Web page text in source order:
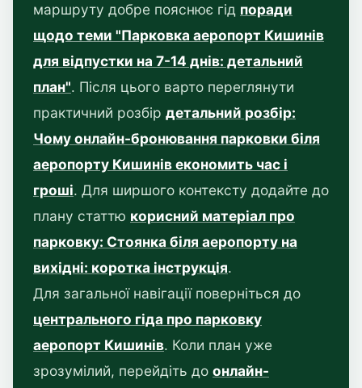
маршруту добре пояснює гід поради
щодо теми "Парковка аеропорт Кишинів
для відпустки на 7-14 днів: детальний
план". Після цього варто переглянути
практичний розбір детальний розбір:
Чому онлайн-бронювання парковки біля
аеропорту Кишинів економить час і
гроші. Для ширшого контексту додайте до
плану статтю корисний матеріал про
парковку: Стоянка біля аеропорту на
вихідні: коротка інструкція.
Для загальної навігації поверніться до
центрального гіда про парковку
аеропорт Кишинів. Коли план уже
зрозумілий, перейдіть до онлайн-